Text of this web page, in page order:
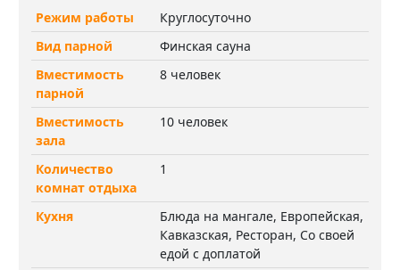
Режим работы
Круглосуточно
Вид парной
Финская сауна
Вместимость
парной
8 человек
Вместимость
зала
10 человек
Количество
комнат отдыха
1
Кухня
Блюда на мангале, Европейская,
Кавказская, Ресторан, Со своей
едой с доплатой